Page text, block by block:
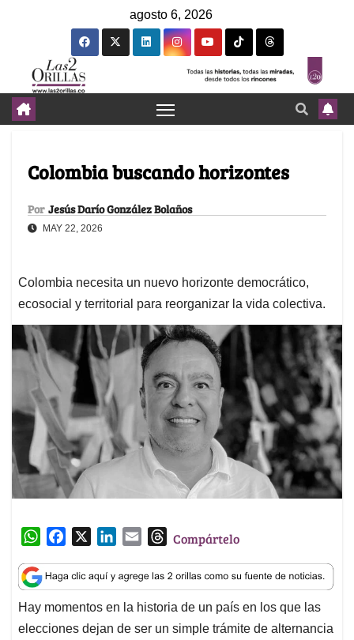
agosto 6, 2026
Colombia buscando horizontes
Por Jesús Darío González Bolaños
MAY 22, 2026
Colombia necesita un nuevo horizonte democrático,
ecosocial y territorial para reorganizar la vida colectiva.
W
a
t
s
A
c
e
b
o
n
k
e
d
a
i
l
T
r
e
a
d
Compártelo
Hay momentos en la historia de un país en los que las
elecciones dejan de ser un simple trámite de alternancia